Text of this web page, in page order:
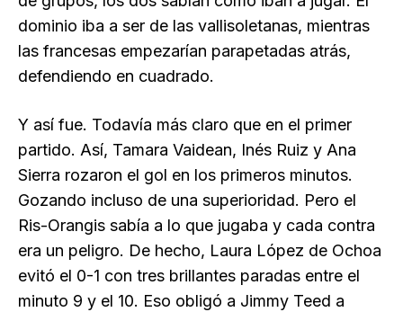
dominio iba a ser de las vallisoletanas, mientras
las francesas empezarían parapetadas atrás,
defendiendo en cuadrado.
Y así fue. Todavía más claro que en el primer
partido. Así, Tamara Vaidean, Inés Ruiz y Ana
Sierra rozaron el gol en los primeros minutos.
Gozando incluso de una superioridad. Pero el
Ris-Orangis sabía a lo que jugaba y cada contra
era un peligro. De hecho, Laura López de Ochoa
evitó el 0-1 con tres brillantes paradas entre el
minuto 9 y el 10. Eso obligó a Jimmy Teed a